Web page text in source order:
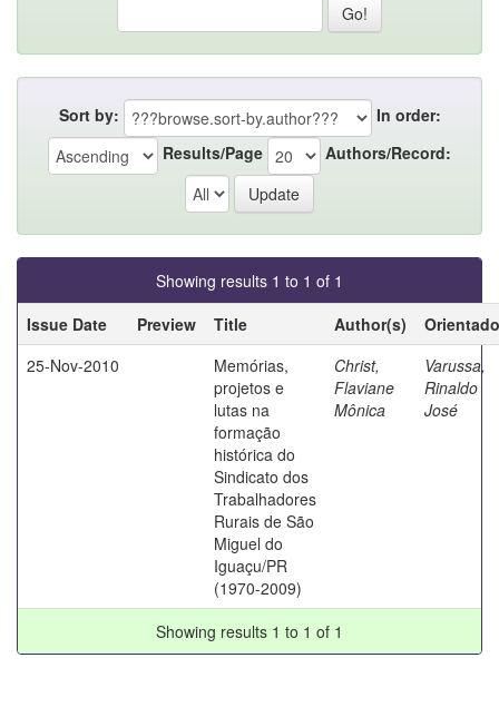
Sort by:
In order:
Results/Page
Authors/Record:
Showing results 1 to 1 of 1
Issue Date
Preview Title Author(s)
25-Nov-2010
Memórias,
projetos e
lutas na
formação
histórica do
Sindicato dos
Trabalhadores
Rurais de São
Miguel do
Iguaçu/PR
(1970-2009)
Christ,
Flaviane
Mônica
Varussa,
Rinaldo
José
Showing results 1 to 1 of 1